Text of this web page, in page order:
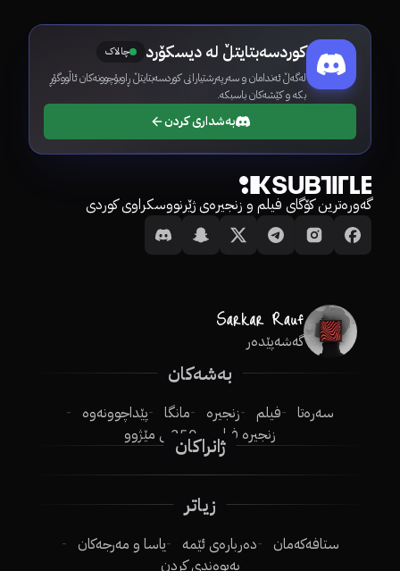
کوردسەبتایتڵ لە دیسکۆرد چالاک
لەگەڵ ئەندامان و سەرپەرشتیارانی کوردسەبتایتڵ ڕاوبۆچوونەکان ئاڵووگۆڕ
بکە و کێشەکان باسبکە.
بەشداری کردن
گەورەترین کۆگای فیلم و زنجیرەی ژێرنووسکراوی کوردی
گەشەپێدەر
بەشەکان
سەرەتا فیلم زنجیرە مانگا
پێداچوونەوە
زنجیرە فیلم
250ـی مێژوو
ژانراکان
زیاتر
ستافەکەمان دەربارەی ئێمە
یاسا و مەرجەکان
پەیوەندی کردن